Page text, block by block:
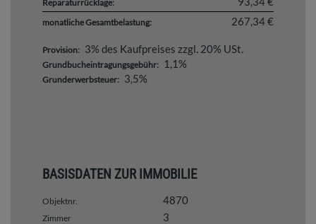
Reparaturrücklage:
monatliche Gesamtbelastung: 267,34 €
Provision: 3% des Kaufpreises zzgl. 20% USt.
Grundbucheintragungsgebühr: 1,1%
Grunderwerbsteuer: 3,5%
BASISDATEN ZUR IMMOBILIE
Objektnr. 4870
Zimmer 3